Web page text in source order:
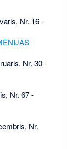
Nr. 16-
Nr. 30-
Nr. 67-
Nr.